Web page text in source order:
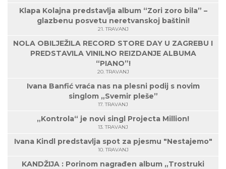
Klapa Kolajna predstavlja album “Zori zoro bila” –
glazbenu posvetu neretvanskoj baštini!
21. TRAVANJ
NOLA OBILJEŽILA RECORD STORE DAY U ZAGREBU I
PREDSTAVILA VINILNO REIZDANJE ALBUMA
“PIANO”!
20. TRAVANJ
Ivana Banfić vraća nas na plesni podij s novim
singlom „Svemir pleše”
17. TRAVANJ
„Kontrola“ je novi singl Projecta Million!
13. TRAVANJ
Ivana Kindl predstavlja spot za pjesmu "Nestajemo"
10. TRAVANJ
KANDŽIJA : Porinom nagrađen album „Trostruki